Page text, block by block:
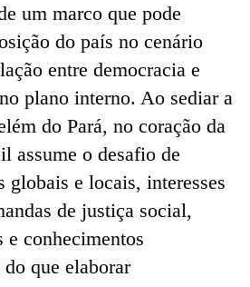
um marco que pode
do país no cenário
entre democracia e
plano interno. Ao sediar a
do Pará, no coração da
assume o desafio de
globais e locais, interesses
de justiça social,
e conhecimentos
que elaborar